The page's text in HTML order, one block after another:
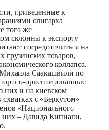
приведенные к
олигарха
того же
склонны к экспорту
сосредоточиться на
грузинских товаров,
коллапса.
Саакашвили по
ориентированные
них и на киевском
с «Беркутом»
«Национального
них – Давида Кипиани,